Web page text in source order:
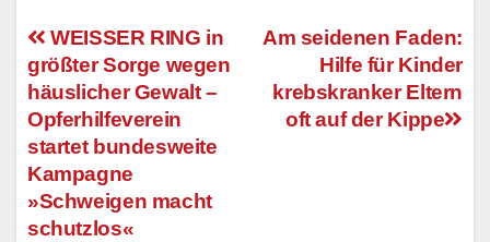
Beitragsnavigation
Am seidenen Faden:
Hilfe für Kinder
krebskranker Eltern
oft auf der Kippe
WEISSER RING in
größter Sorge wegen
häuslicher Gewalt –
Opferhilfeverein
startet bundesweite
Kampagne
»Schweigen macht
schutzlos«